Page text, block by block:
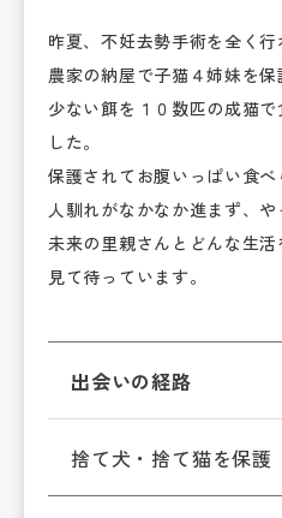
昨夏、不妊去勢手術を全く
農家の納屋で子猫４姉妹を保
少ない餌を１０数匹の成猫
した。
保護されてお腹いっぱい食べ
人馴れがなかなか進まず、や
未来の里親さんとどんな生
見て待っています。
出会いの経路
捨て犬・捨て猫を保護